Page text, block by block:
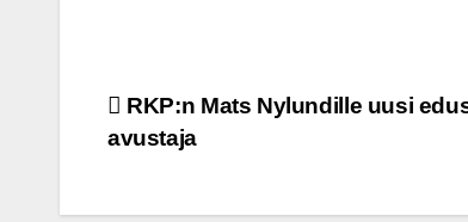
Post
navigation
RKP:n Mats Nylundille uusi
avustaja